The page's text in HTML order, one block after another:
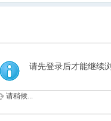
请先登录后才能继续
请稍候...